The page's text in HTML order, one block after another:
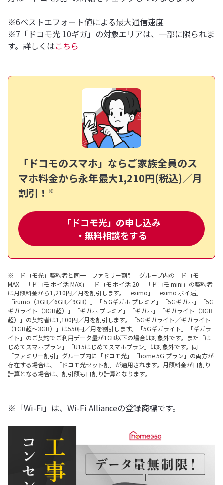
※6ベストエフォート値による最大通信速度
※7「ドコモ光 10ギガ」の対象エリアは、一部に限られま
す。詳しくはこちら
「ドコモのスマホ」ならご家族全員のス
マホ料金から永年最大1,210円(税込)／月
割引！ ※
「ドコモ光」の申し込み
・無料相談をする
※「ドコモ光」契約者と同一「ファミリー割引」グループ内の「ドコモ
MAX」「ドコモ ポイ活 MAX」「ドコモ ポイ活 20」「ドコモ mini」の契約者
は月額料金から1,210円／月を割引します。「eximo」「eximo ポイ活」
「irumo（3GB／6GB／9GB）」「５Gギガホ プレミア」「5Gギガホ」「5G
ギガライト（3GB超）」「ギガホ プレミア」「ギガホ」「ギガライト（3GB
超）」の契約者は1,100円／月を割引します。「5Gギガライト／ギガライト
（1GB超～3GB）」は550円／月を割引します。「5Gギガライト」「ギガラ
イト」のご契約でご利用データ量が1GB以下の場合は対象外です。また「は
じめてスマホプラン」「U15はじめてスマホプラン」は対象外です。同一
「ファミリー割引」グループ内に「ドコモ光」「home 5G プラン」の両方が
存在する場合は、「ドコモ光セット割」が適用されます。月額料金が日割り
計算となる場合は、割引額も日割り計算となります。
※「Wi-Fi」は、Wi-Fi Allianceの登録商標です。